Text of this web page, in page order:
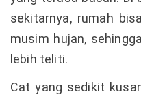
sekitarnya, rumah
musim hujan,
lebih teliti.
Cat yang sedikit